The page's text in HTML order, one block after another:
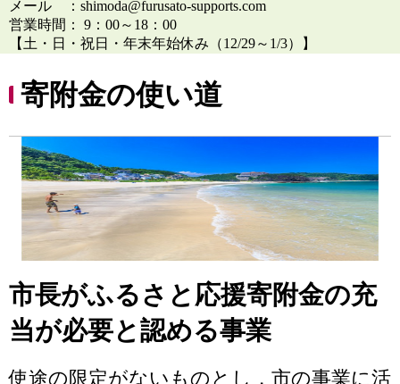
メール ：shimoda@furusato-supports.com
営業時間： 9：00～18：00
【土・日・祝日・年末年始休み（12/29～1/3）】
寄附金の使い道
市長がふるさと応援寄附金の充
当が必要と認める事業
使途の限定がないものとし，市の事業に活